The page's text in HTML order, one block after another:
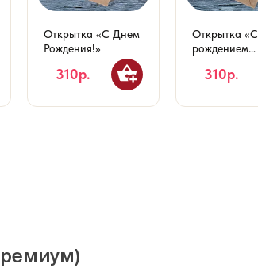
Открытка «С Днем
Рождения!»
310р.
Открытка «С
рождением
310р.